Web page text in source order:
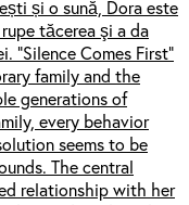
și o sună, Dora este
tăcerea şi a da
“Silence Comes First"
family and the
generations of
every behavior
seems to be
The central
relationship with her